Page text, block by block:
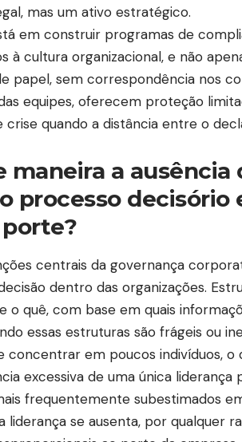
mas um ativo estratégico.
em construir programas de
à cultura organizacional, e não
papel, sem correspondência nos
equipes, oferecem proteção
crise quando a distância entre o
maneira a ausência
processo decisório
centrais da governança
dentro das organizações.
o quê, com base em quais
essas estruturas são frágeis ou
concentrar em poucos indivíduos, o
excessiva de uma única
frequentemente subestimados
liderança se ausenta, por qualquer